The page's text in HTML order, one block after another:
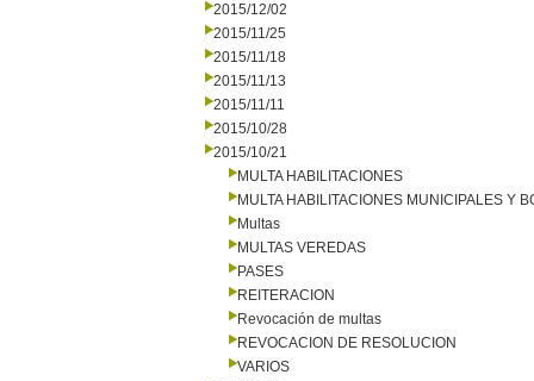
2015/12/02
2015/11/25
2015/11/18
2015/11/13
2015/11/11
2015/10/28
2015/10/21
MULTA HABILITACIONES
MULTA HABILITACIONES MUNICIPALES Y
Multas
MULTAS VEREDAS
PASES
REITERACION
Revocación de multas
REVOCACION DE RESOLUCION
VARIOS